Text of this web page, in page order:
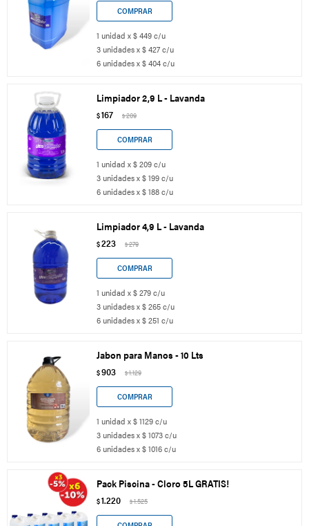
1 unidad x $ 449 c/u
3 unidades x $ 427 c/u
6 unidades x $ 404 c/u
Limpiador 2,9 L - Lavanda
$167 $209
1 unidad x $ 209 c/u
3 unidades x $ 199 c/u
6 unidades x $ 188 c/u
Limpiador 4,9 L - Lavanda
$223 $279
1 unidad x $ 279 c/u
3 unidades x $ 265 c/u
6 unidades x $ 251 c/u
Jabon para Manos - 10 Lts
$903 $1.129
1 unidad x $ 1129 c/u
3 unidades x $ 1073 c/u
6 unidades x $ 1016 c/u
Pack Piscina - Cloro 5L GRATIS!
$1.220 $1.525